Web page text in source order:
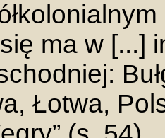
ma w [...]
Łotwa,